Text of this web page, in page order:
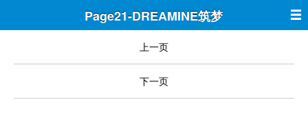
Page21-DREAMINE筑梦
上一页
下一页